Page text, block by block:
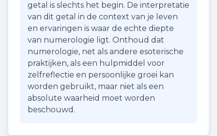
getal is slechts het begin. De interpretatie
van dit getal in de context van je leven
en ervaringen is waar de echte diepte
van numerologie ligt. Onthoud dat
numerologie, net als andere esoterische
praktijken, als een hulpmiddel voor
zelfreflectie en persoonlijke groei kan
worden gebruikt, maar niet als een
absolute waarheid moet worden
beschouwd.